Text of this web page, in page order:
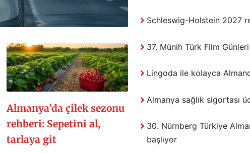
Almanya’da çilek sezonu
rehberi: Sepetini al,
tarlaya git
Schleswig-Holstein 2027
37. Münih Türk Film
Lingoda ile kolayca
Almanya sağlık sigortası
30. Nürnberg Türkiye
başlıyor